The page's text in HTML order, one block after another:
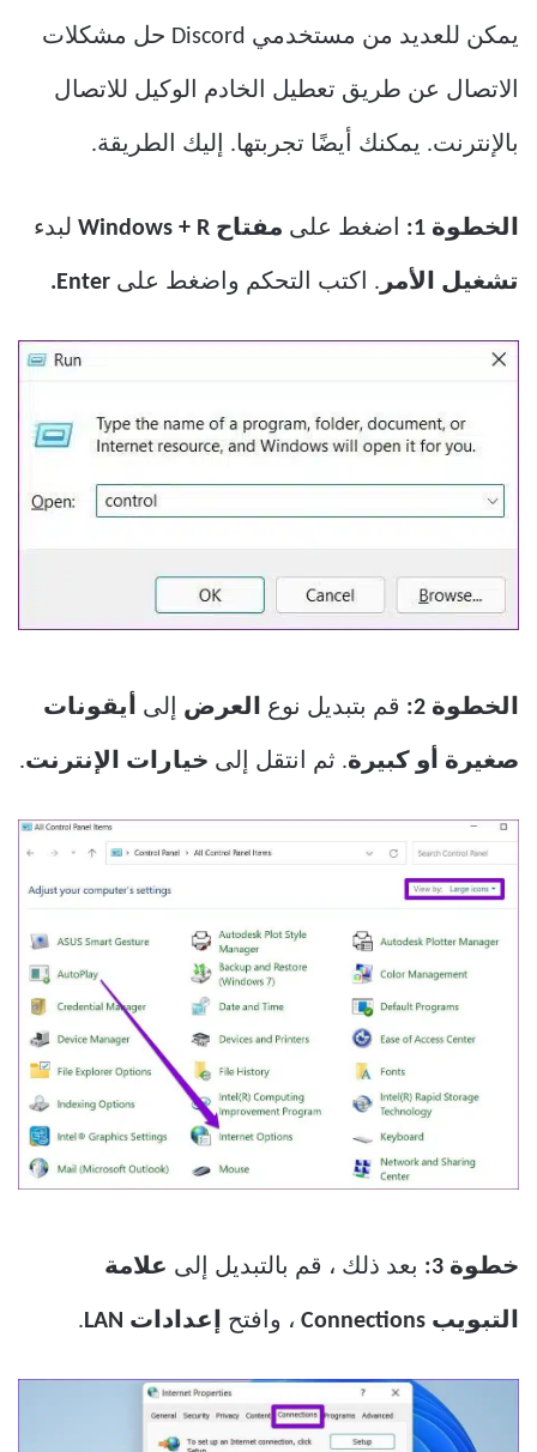
يمكن للعديد من مستخدمي Discord حل مشكلات
الاتصال عن طريق تعطيل الخادم الوكيل للاتصال
بالإنترنت. يمكنك أيضًا تجربتها. إليك الطريقة.
الخطوة 1: اضغط على مفتاح Windows + R لبدء
تشغيل الأمر . اكتب التحكم واضغط على Enter.
الخطوة 2: قم بتبديل نوع العرض إلى أيقونات
صغيرة أو كبيرة. ثم انتقل إلى خيارات الإنترنت.
خطوة 3: بعد ذلك ، قم بالتبديل إلى علامة
التبويب Connections ، وافتح إعدادات LAN .